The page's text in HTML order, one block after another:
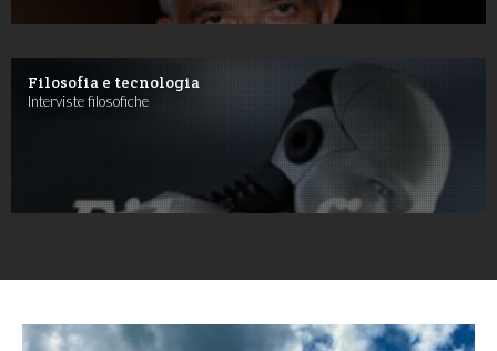
Filosofia e tecnologia
Interviste filosofiche